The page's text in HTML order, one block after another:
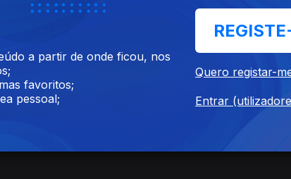
Town", concerto de 1976 agora editado. Ouve-se
In The Shadow Of Uncertain Land" (2026). Ouve-
a partir de onde ficou, nos
favoritos;
pessoal;
Quero registar-
Entrar